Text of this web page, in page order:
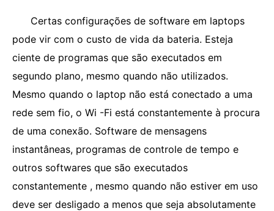
Certas configurações de software em laptops
pode vir com o custo de vida da bateria. Esteja
ciente de programas que são executados em
segundo plano, mesmo quando não utilizados.
Mesmo quando o laptop não está conectado a uma
rede sem fio, o Wi -Fi está constantemente à procura
de uma conexão. Software de mensagens
instantâneas, programas de controle de tempo e
outros softwares que são executados
constantemente , mesmo quando não estiver em uso
deve ser desligado a menos que seja absolutamente